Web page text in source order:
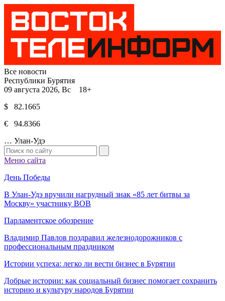
Все новости
Республики Бурятия
09 августа 2026, Вс 18+
$ 82.1665
€ 94.8366
… Улан-Удэ
Меню сайта
День Победы
В Улан-Удэ вручили нагрудный знак «85 лет битвы за
Москву» участнику ВОВ
Парламентское обозрение
Владимир Павлов поздравил железнодорожников с
профессиональным праздником
Истории успеха: легко ли вести бизнес в Бурятии
Добрые истории: как социальный бизнес помогает сохранить
историю и культуру народов Бурятии